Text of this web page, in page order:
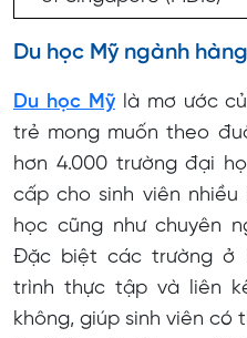
Du học Mỹ ngành
Du học Mỹlà mơ ước
trẻ mong muốn theo
hơn 4.000 trường đại
cấp cho sinh viên
học cũng như chuyên
Đặc biệt các trường ở
trình thực tập và liên
không, giúp sinh viên có